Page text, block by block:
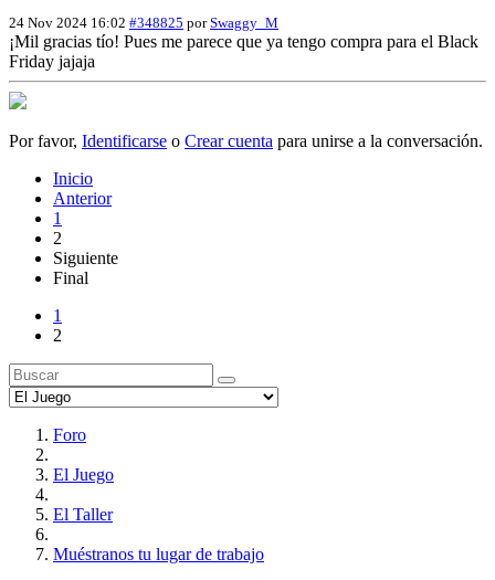
24 Nov 2024 16:02 #348825 porSwaggy_M
¡Mil gracias tío! Pues me parece que ya tengo compra para el Black
Friday jajaja
Por favor, Identificarse o Crear cuenta para unirse a la conversación.
Inicio
Anterior
1
2
Siguiente
Final
1
2
Foro
El Juego
El Taller
Muéstranos tu lugar de trabajo